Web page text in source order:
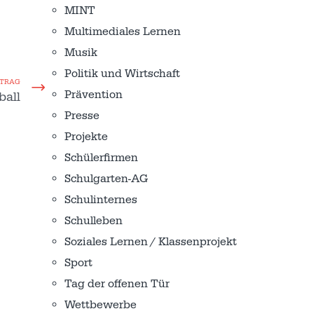
MINT
Multimediales Lernen
Musik
Politik und Wirtschaft
Prävention
Presse
Projekte
Schülerfirmen
Schulgarten-AG
Schulinternes
Schulleben
Soziales Lernen / Klassenprojekt
Sport
Tag der offenen Tür
Wettbewerbe